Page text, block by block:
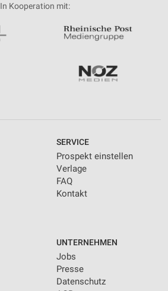
In Kooperation mit:
SERVICE
Prospekt einstellen
Verlage
FAQ
Kontakt
UNTERNEHMEN
Jobs
Presse
Datenschutz